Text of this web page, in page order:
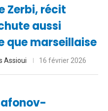
Zerbi, récit
aussi
que marseillaise
Assioui 16 février 2026